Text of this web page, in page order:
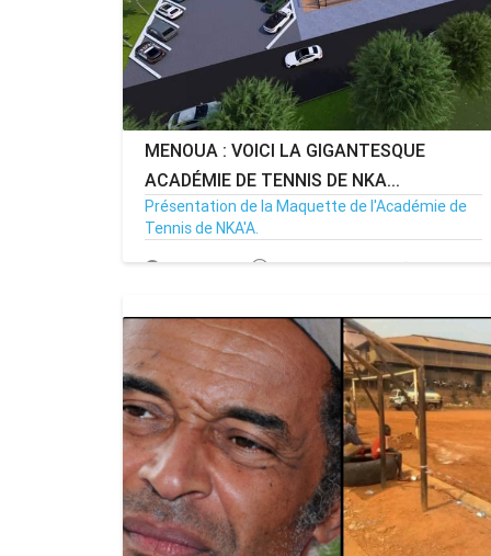
MENOUA : VOICI LA GIGANTESQUE
ACADÉMIE DE TENNIS DE NKA...
Présentation de la Maquette de l'Académie de
Tennis de NKA'A.
12/08/24 Par MenouActu 0
MENOUACTU